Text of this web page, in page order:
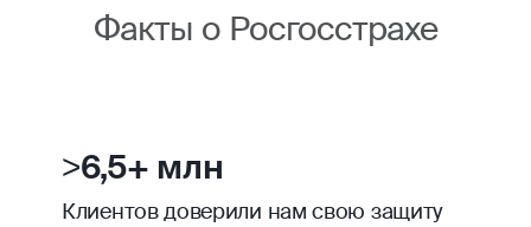
Факты о Росгосстрахе
>6,5+ млн
Клиентов доверили нам свою защиту